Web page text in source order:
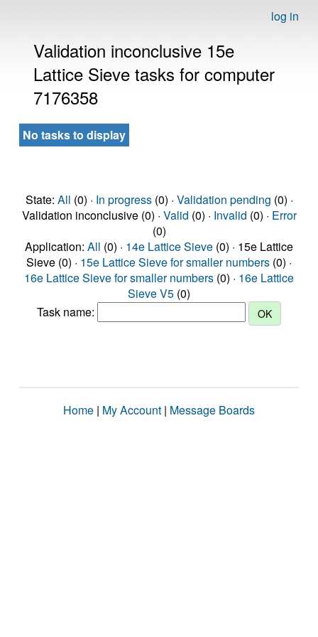
log in
Validation inconclusive 15e
Lattice Sieve tasks for computer
7176358
No tasks to display
State: All (0) · In progress(0) · Validation pending (0) ·
Validation inconclusive (0) · Valid (0) · Invalid (0) · Error
(0)
Application: All (0) · 14e Lattice Sieve (0) · 15e Lattice
Sieve (0) · 15e Lattice Sieve for smaller numbers (0) ·
16e Lattice Sieve for smaller numbers (0) · 16e Lattice
Sieve V5 (0)
Task name:
Home | My Account | Message Boards